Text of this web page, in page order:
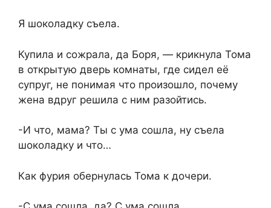
Я шоколадку съела.
Купила и сожрала, да Боря, — крикнула Тома
в открытую дверь комнаты, где сидел её
супруг, не понимая что произошло, почему
жена вдруг решила с ним разойтись.
-И что, мама? Ты с ума сошла, ну съела
шоколадку и что…
Как фурия обернулась Тома к дочери.